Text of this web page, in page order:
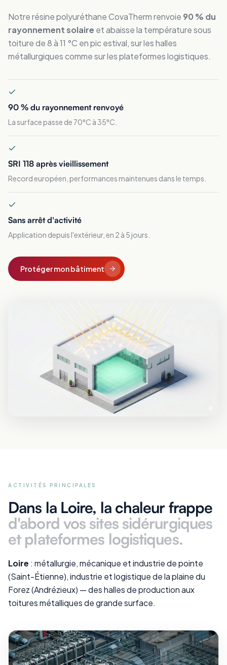
Notre résine polyuréthane CovaTherm renvoie 90 % du
rayonnement solaire et abaisse la température sous
toiture de 8 à 11 °C en pic estival, sur les halles
métallurgiques comme sur les plateformes logistiques.
90 % du rayonnement renvoyé
La surface passe de 70°C à 35°C.
SRI 118 après vieillissement
Record européen, performances maintenues dans le temps.
Sans arrêt d'activité
Application depuis l'extérieur, en 2 à 5 jours.
Protéger mon bâtiment
ACTIVITÉS PRINCIPALES
Dans la Loire, la chaleur frappe
d'abord vos sites sidérurgiques
et plateformes logistiques.
Loire : métallurgie, mécanique et industrie de pointe
(Saint-Étienne), industrie et logistique de la plaine du
Forez (Andrézieux) — des halles de production aux
toitures métalliques de grande surface.